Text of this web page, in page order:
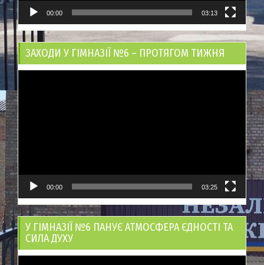
00:00 03:13
ЗАХОДИ У ГІМНАЗІЇ №6 – ПРОТЯГОМ ТИЖНЯ
00:00 03:25
У ГІМНАЗІЇ №6 ПАНУЄ АТМОСФЕРА ЄДНОСТІ ТА
СИЛА ДУХУ